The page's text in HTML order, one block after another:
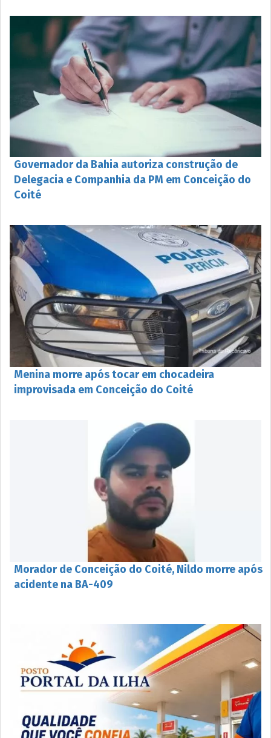
Governador da Bahia autoriza construção de
Delegacia e Companhia da PM em Conceição do
Coité
Menina morre após tocar em chocadeira
improvisada em Conceição do Coité
Morador de Conceição do Coité, Nildo morre após
acidente na BA-409